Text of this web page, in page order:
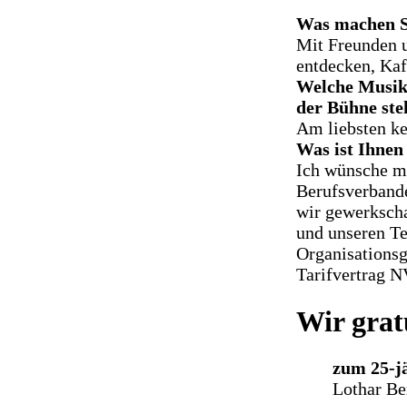
Was machen
Mit Freunden
entdecken,
Welche
der Bühne
Am liebsten
Was ist
Ich wünsche
wir
und unseren
Tarifvertrag
Wir
zum 25-
Lothar